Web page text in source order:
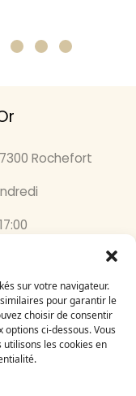
sur votre navigateur.
pour garantir le
choisir de consentir
ci-dessous. Vous
les cookies en
Rochefort